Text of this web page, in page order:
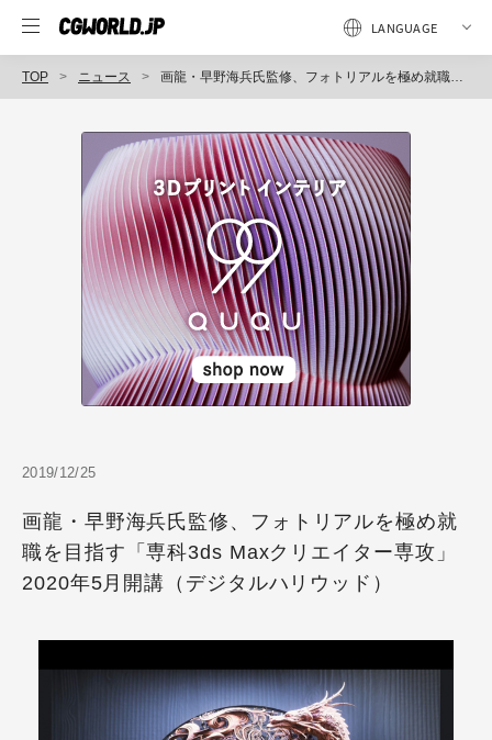
TOP ニュース 画龍・早野海兵氏監修、フォトリアルを極め就職を目指す「専科3ds Maxクリエイター専攻」2020年5月開講（デジタルハリウッド）
2019/12/25
画龍・早野海兵氏監修、フォトリアルを極め就
職を目指す「専科3ds Maxクリエイター専攻」
2020年5月開講（デジタルハリウッド）